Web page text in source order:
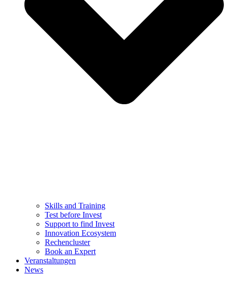
Skills and Training
Test before Invest
Support to find Invest
Innovation Ecosystem
Rechencluster​
Book an Expert
Veranstaltungen
News